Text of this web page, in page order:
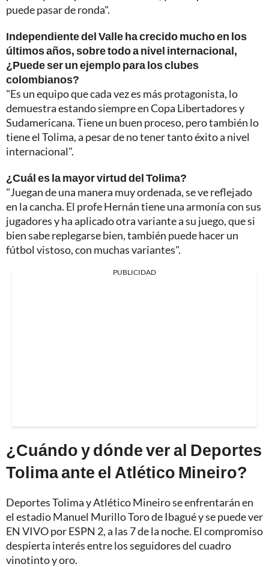
puede pasar de ronda".
Independiente del Valle ha crecido mucho en los
últimos años, sobre todo a nivel internacional,
¿Puede ser un ejemplo para los clubes
colombianos?
"Es un equipo que cada vez es más protagonista, lo
demuestra estando siempre en Copa Libertadores y
Sudamericana. Tiene un buen proceso, pero también lo
tiene el Tolima, a pesar de no tener tanto éxito a nivel
internacional".
¿Cuál es la mayor virtud del Tolima?
"Juegan de una manera muy ordenada, se ve reflejado
en la cancha. El profe Hernán tiene una armonía con sus
jugadores y ha aplicado otra variante a su juego, que si
bien sabe replegarse bien, también puede hacer un
fútbol vistoso, con muchas variantes".
PUBLICIDAD
¿Cuándo y dónde ver al Deportes
Tolima ante el Atlético Mineiro?
Deportes Tolima y Atlético Mineiro se enfrentarán en
el estadio Manuel Murillo Toro de Ibagué y se puede ver
EN VIVO por ESPN 2, a las 7 de la noche. El compromiso
despierta interés entre los seguidores del cuadro
vinotinto y oro.